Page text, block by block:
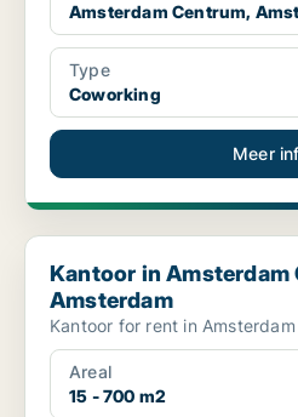
Amsterdam Centrum,
Type
Coworking
Meer
Kantoor in Amsterdam Centrum,
Kantoor in Amsterdam
Amsterdam
Kantoor for rent in
Areal
15 - 700 m2